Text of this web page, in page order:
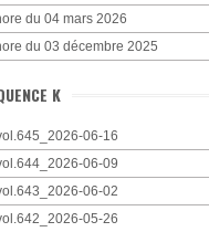
du 04 mars 2026
du 03 décembre 2025
K
06-16
06-09
06-02
05-26